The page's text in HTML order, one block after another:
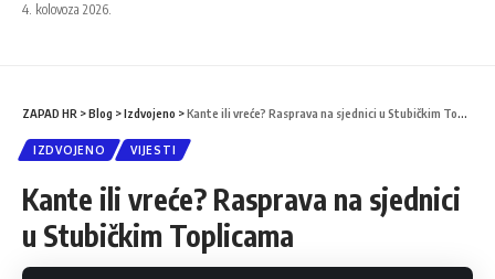
4. kolovoza 2026.
ZAPAD HR >Blog >Izdvojeno >Kante ili vreće? Rasprava na sjednici u Stubičkim Toplicama
IZDVOJENO VIJESTI
Kante ili vreće? Rasprava na sjednici
u Stubičkim Toplicama